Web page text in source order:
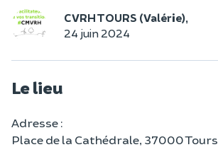
CVRH TOURS (Valérie),
24 juin 2024
Le lieu
Adresse :
Place de la Cathédrale, 37000 Tours